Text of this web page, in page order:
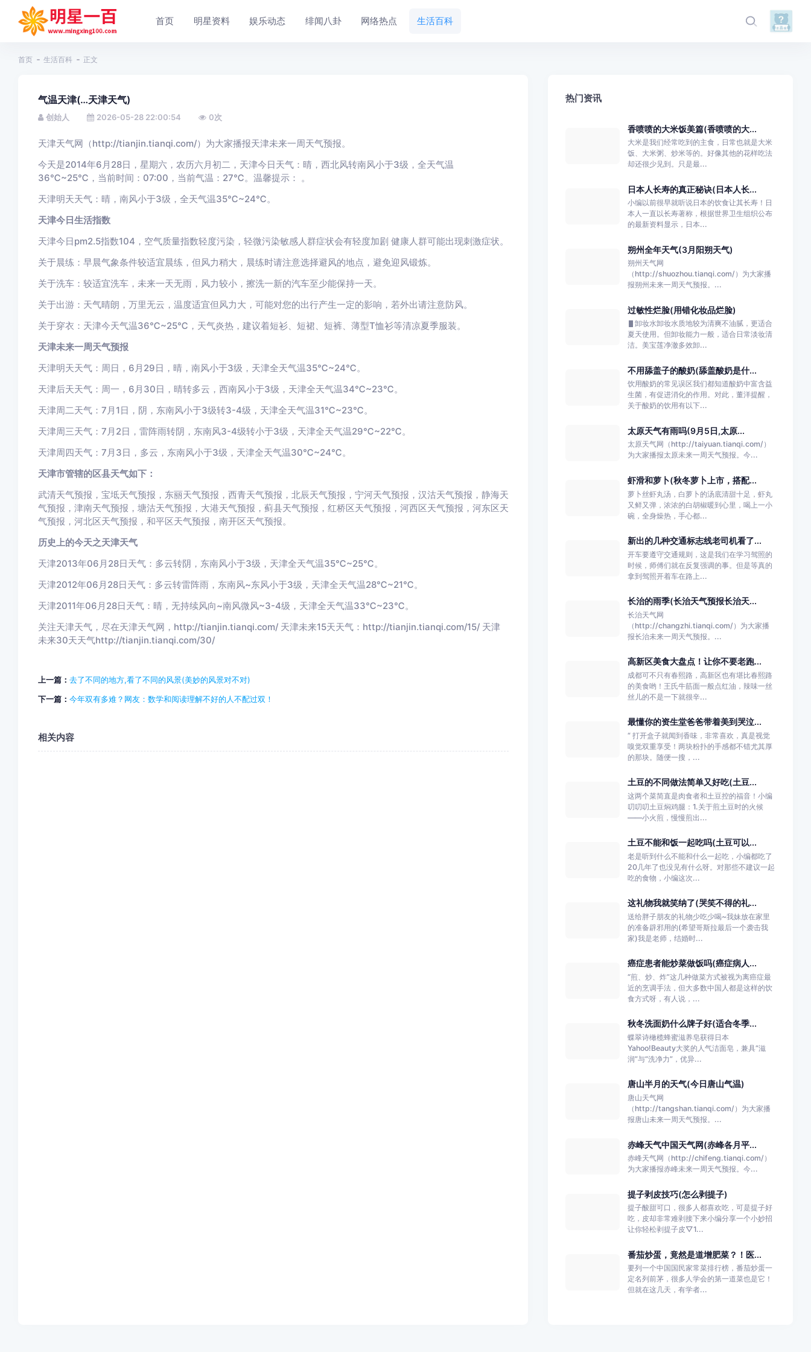
首页 明星资料 娱乐动态 绯闻八卦 网络热点 生活百科
首页 生活百科 正文
气温天津(…天津天气)
创始人 2026-05-28 22:00:54 0次
天津天气网（http://tianjin.tianqi.com/）为大家播报天津未来一周天气预报。
今天是2014年6月28日，星期六，农历六月初二，天津今日天气：晴，西北风转南风小于3级，全天气温
36℃~25℃，当前时间：07:00，当前气温：27℃。温馨提示： 。
天津明天天气：晴，南风小于3级，全天气温35℃~24℃。
天津今日生活指数
天津今日pm2.5指数104，空气质量指数轻度污染，轻微污染敏感人群症状会有轻度加剧 健康人群可能出现刺激症状。
关于晨练：早晨气象条件较适宜晨练，但风力稍大，晨练时请注意选择避风的地点，避免迎风锻炼。
关于洗车：较适宜洗车，未来一天无雨，风力较小，擦洗一新的汽车至少能保持一天。
关于出游：天气晴朗，万里无云，温度适宜但风力大，可能对您的出行产生一定的影响，若外出请注意防风。
关于穿衣：天津今天气温36℃~25℃，天气炎热，建议着短衫、短裙、短裤、薄型T恤衫等清凉夏季服装。
天津未来一周天气预报
天津明天天气：周日，6月29日，晴，南风小于3级，天津全天气温35℃~24℃。
天津后天天气：周一，6月30日，晴转多云，西南风小于3级，天津全天气温34℃~23℃。
天津周二天气：7月1日，阴，东南风小于3级转3-4级，天津全天气温31℃~23℃。
天津周三天气：7月2日，雷阵雨转阴，东南风3-4级转小于3级，天津全天气温29℃~22℃。
天津周四天气：7月3日，多云，东南风小于3级，天津全天气温30℃~24℃。
天津市管辖的区县天气如下：
武清天气预报，宝坻天气预报，东丽天气预报，西青天气预报，北辰天气预报，宁河天气预报，汉沽天气预报，静海天
气预报，津南天气预报，塘沽天气预报，大港天气预报，蓟县天气预报，红桥区天气预报，河西区天气预报，河东区天
气预报，河北区天气预报，和平区天气预报，南开区天气预报。
历史上的今天之天津天气
天津2013年06月28日天气：多云转阴，东南风小于3级，天津全天气温35℃~25℃。
天津2012年06月28日天气：多云转雷阵雨，东南风~东风小于3级，天津全天气温28℃~21℃。
天津2011年06月28日天气：晴，无持续风向~南风微风~3-4级，天津全天气温33℃~23℃。
关注天津天气，尽在天津天气网，http://tianjin.tianqi.com/ 天津未来15天天气：http://tianjin.tianqi.com/15/ 天津
未来30天天气http://tianjin.tianqi.com/30/
上一篇： 去了不同的地方,看了不同的风景(美妙的风景对不对)
下一篇： 今年双有多难？网友：数学和阅读理解不好的人不配过双！
相关内容
热门资讯
香喷喷的大米饭美篇(香喷喷的大...
大米是我们经常吃到的主食，日常也就是大米
饭、大米粥、炒米等的。好像其他的花样吃法
却还很少见到。只是最...
日本人长寿的真正秘诀(日本人长...
小编以前很早就听说日本的饮食让其长寿！日
本人一直以长寿著称，根据世界卫生组织公布
的最新资料显示，日本...
朔州全年天气(3月阳朔天气)
朔州天气网
（http://shuozhou.tianqi.com/）为大家播
报朔州未来一周天气预报。...
过敏性烂脸(用错化妆品烂脸)
▋卸妆水卸妆水质地较为清爽不油腻，更适合
夏天使用。但卸妆能力一般，适合日常淡妆清
洁。美宝莲净澈多效卸...
不用舔盖子的酸奶(舔盖酸奶是什...
饮用酸奶的常见误区我们都知道酸奶中富含益
生菌，有促进消化的作用。对此，董洋提醒，
关于酸奶的饮用有以下...
太原天气有雨吗(9月5日,太原...
太原天气网（http://taiyuan.tianqi.com/）
为大家播报太原未来一周天气预报。今...
虾滑和萝卜(秋冬萝卜上市，搭配...
萝卜丝虾丸汤，白萝卜的汤底清甜十足，虾丸
又鲜又弹，浓浓的白胡椒暖到心里，喝上一小
碗，全身燥热，手心都...
新出的几种交通标志线老司机看了...
开车要遵守交通规则，这是我们在学习驾照的
时候，师傅们就在反复强调的事。但是等真的
拿到驾照开着车在路上...
长治的雨季(长治天气预报长治天...
长治天气网
（http://changzhi.tianqi.com/）为大家播
报长治未来一周天气预报。...
高新区美食大盘点！让你不要老跑...
成都可不只有春熙路，高新区也有堪比春熙路
的美食哟！王氏牛筋面一般点红油，辣味一丝
丝儿的不是一下就很辛...
最懂你的资生堂爸爸带着美到哭泣...
“ 打开盒子就闻到香味，非常喜欢，真是视觉
嗅觉双重享受！两块粉扑的手感都不错尤其厚
的那块。随便一搜，...
土豆的不同做法简单又好吃(土豆...
这两个菜简直是肉食者和土豆控的福音！小编
叨叨叨土豆焖鸡腿：1.关于煎土豆时的火候
——小火煎，慢慢煎出...
土豆不能和饭一起吃吗(土豆可以...
老是听到什么不能和什么一起吃，小编都吃了
20几年了也没见有什么呀。对那些不建议一起
吃的食物，小编这次...
这礼物我就笑纳了(哭笑不得的礼...
送给胖子朋友的礼物少吃少喝~我妹放在家里
的准备辟邪用的(希望哥斯拉最后一个袭击我
家)我是老师，结婚时...
癌症患者能炒菜做饭吗(癌症病人...
“煎、炒、炸”这几种做菜方式被视为离癌症最
近的烹调手法，但大多数中国人都是这样的饮
食方式呀，有人说，...
秋冬洗面奶什么牌子好(适合冬季...
蝶翠诗橄榄蜂蜜滋养皂获得日本
Yahoo!Beauty大奖的人气洁面皂，兼具“滋
润”与“洗净力”，优异...
唐山半月的天气(今日唐山气温)
唐山天气网
（http://tangshan.tianqi.com/）为大家播
报唐山未来一周天气预报。...
赤峰天气中国天气网(赤峰各月平...
赤峰天气网（http://chifeng.tianqi.com/）
为大家播报赤峰未来一周天气预报。今...
提子剥皮技巧(怎么剥提子)
提子酸甜可口，很多人都喜欢吃，可是提子好
吃，皮却非常难剥接下来小编分享一个小妙招
让你轻松剥提子皮▽1...
番茄炒蛋，竟然是道增肥菜？！医...
要列一个中国国民家常菜排行榜，番茄炒蛋一
定名列前茅，很多人学会的第一道菜也是它！
但就在这几天，有学者...